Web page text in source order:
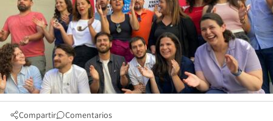
Compartir Comentarios